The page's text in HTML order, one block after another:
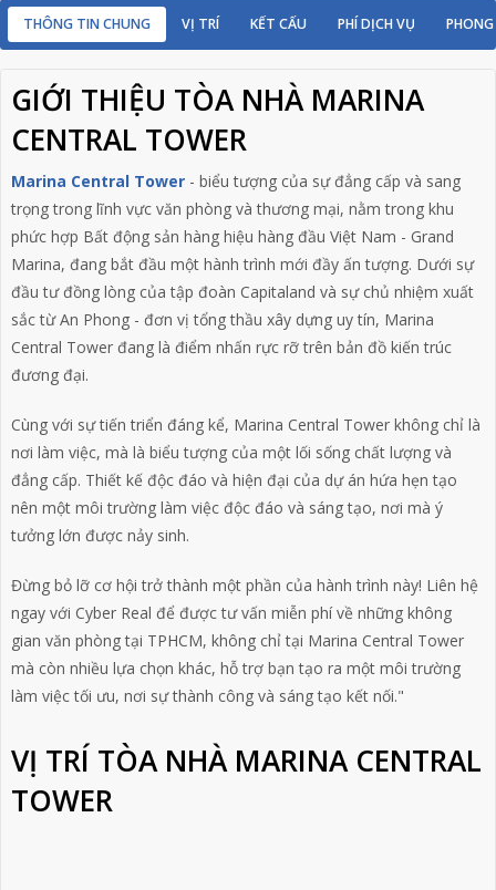
THÔNG TIN CHUNG VỊ TRÍ KẾT CẤU PHÍ DỊCH VỤ
GIỚI THIỆU TÒA NHÀ MARINA
CENTRAL TOWER
Marina Central Tower- biểu tượng của sự đẳng cấp và sang
trọng trong lĩnh vực văn phòng và thương mại, nằm trong khu
phức hợp Bất động sản hàng hiệu hàng đầu Việt Nam - Grand
Marina, đang bắt đầu một hành trình mới đầy ấn tượng. Dưới sự
đầu tư đồng lòng của tập đoàn Capitaland và sự chủ nhiệm xuất
sắc từ An Phong - đơn vị tổng thầu xây dựng uy tín, Marina
Central Towerđang là điểm nhấn rực rỡ trên bản đồ kiến trúc
đương đại.
Cùng với sự tiến triển đáng kể, Marina Central Tower không chỉ là
nơi làm việc, mà là biểu tượng của một lối sống chất lượng và
đẳng cấp. Thiết kế độc đáo và hiện đại của dự án hứa hẹn tạo
nên một môi trường làm việc độc đáo và sáng tạo, nơi mà ý
tưởng lớn được nảy sinh.
Đừng bỏ lỡ cơ hội trở thành một phần của hành trình này! Liên hệ
ngay với Cyber Real để được tư vấn miễn phí về những không
gian văn phòng tại TPHCM, không chỉ tại Marina Central Tower
mà còn nhiều lựa chọn khác, hỗ trợ bạn tạo ra một môi trường
làm việc tối ưu, nơi sự thành công và sáng tạo kết nối."
VỊ TRÍ TÒA NHÀ MARINA CENTRAL
TOWER